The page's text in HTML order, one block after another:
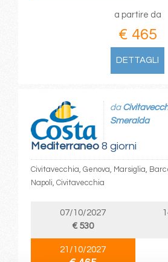
a partire da
€ 465
DETTAGLI
Mediterraneo8 giorni
da
Smeralda
Civitavecchia, Genova, Marsiglia,
Napoli, Civitavecchia
07/10/2027
€ 530
21/10/2027